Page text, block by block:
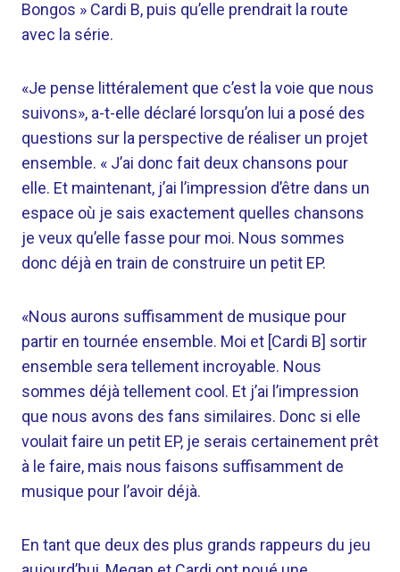
Bongos » Cardi B, puis qu’elle prendrait la route
avec la série.
«Je pense littéralement que c’est la voie que nous
suivons», a-t-elle déclaré lorsqu’on lui a posé des
questions sur la perspective de réaliser un projet
ensemble. « J’ai donc fait deux chansons pour
elle. Et maintenant, j’ai l’impression d’être dans un
espace où je sais exactement quelles chansons
je veux qu’elle fasse pour moi. Nous sommes
donc déjà en train de construire un petit EP.
«Nous aurons suffisamment de musique pour
partir en tournée ensemble. Moi et [Cardi B] sortir
ensemble sera tellement incroyable. Nous
sommes déjà tellement cool. Et j’ai l’impression
que nous avons des fans similaires. Donc si elle
voulait faire un petit EP, je serais certainement prêt
à le faire, mais nous faisons suffisamment de
musique pour l’avoir déjà.
En tant que deux des plus grands rappeurs du jeu